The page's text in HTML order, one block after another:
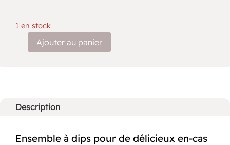
1 en stock
quantité
4
pièces
Ajouter au panier
t
Description
Ensemble à dips pour de délicieux en-cas